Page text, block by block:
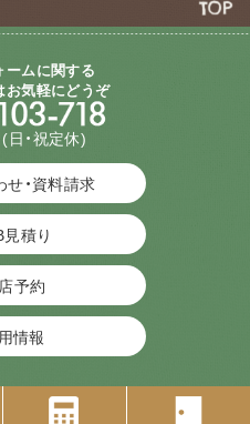
ームに関する
お気軽にどうぞ
(日・祝定休)
・資料請求
積り
予約
情報